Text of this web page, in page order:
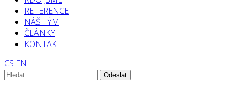
REFERENCE
NÁŠ TÝM
ČLÁNKY
KONTAKT
CS EN